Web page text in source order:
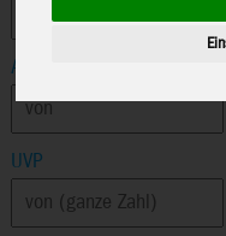
Altersempfehlung
UVP